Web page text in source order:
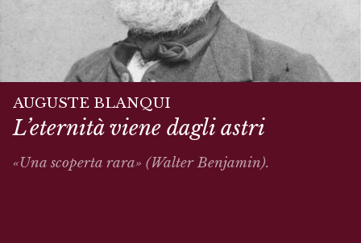
AUGUSTE BLANQUI
L’eternità viene dagli astri
«Una scoperta rara» (Walter Benjamin).